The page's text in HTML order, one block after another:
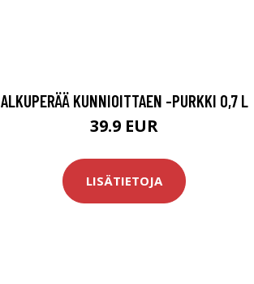
ALKUPERÄÄ KUNNIOITTAEN -PURKKI 0,7 L
39.9 EUR
LISÄTIETOJA